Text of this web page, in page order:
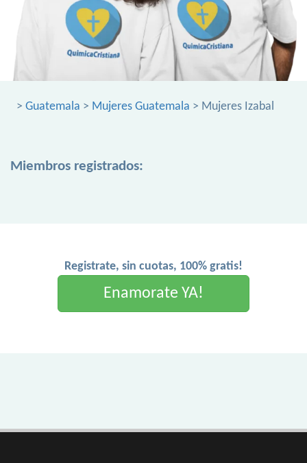
> Guatemala > Mujeres Guatemala > Mujeres Izabal
Miembros registrados:
Registrate, sin cuotas, 100% gratis!
Enamorate YA!